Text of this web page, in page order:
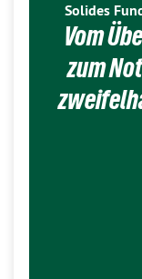
Solides
Vom
zum